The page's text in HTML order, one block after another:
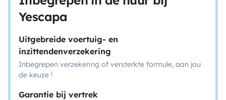
Yescapa
Uitgebreide voertuig- en
inzittendenverzekering
Inbegrepen verzekering of versterkte formule, aan jou
de keuze !
Garantie bij vertrek